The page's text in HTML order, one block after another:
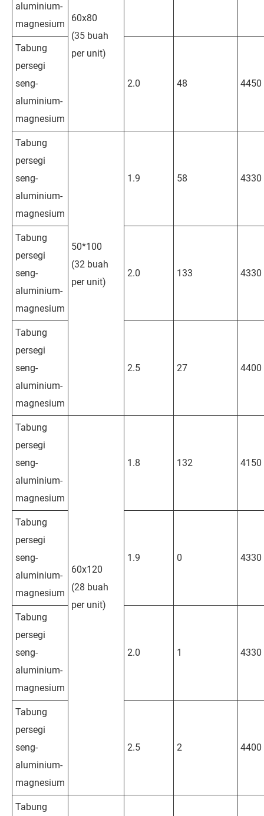
aluminium-
magnesium
60x80
(35 buah
per unit)
Tabung
persegi
seng-
aluminium-
magnesium
2.0 48 4450
Tabung
persegi
seng-
aluminium-
magnesium
50*100
(32 buah
per unit)
1.9 58 4330
Tabung
persegi
seng-
aluminium-
magnesium
2.0 133 4330
Tabung
persegi
seng-
aluminium-
magnesium
2.5 27 4400
Tabung
persegi
seng-
aluminium-
magnesium
60x120
(28 buah
per unit)
1.8 132 4150
Tabung
persegi
seng-
aluminium-
magnesium
1.9 0 4330
Tabung
persegi
seng-
aluminium-
magnesium
2.0 1 4330
Tabung
persegi
seng-
aluminium-
magnesium
2.5 2 4400
Tabung